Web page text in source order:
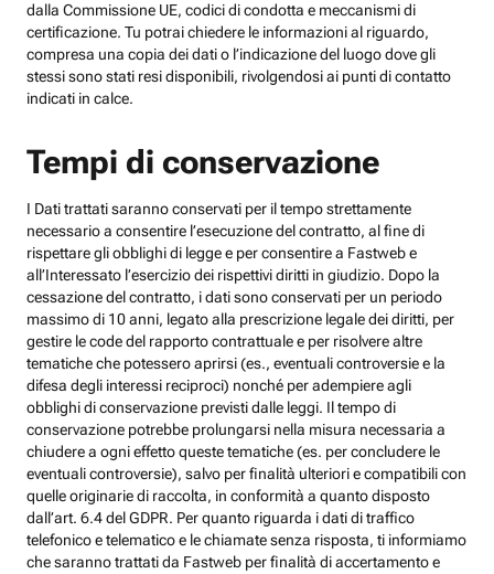
dalla Commissione UE, codici di condotta e meccanismi di
certificazione. Tu potrai chiedere le informazioni al riguardo,
compresa una copia dei dati o l’indicazione del luogo dove gli
stessi sono stati resi disponibili, rivolgendosi ai punti di contatto
indicati in calce.
Tempi di conservazione
I Dati trattati saranno conservati per il tempo strettamente
necessario a consentire l’esecuzione del contratto, al fine di
rispettare gli obblighi di legge e per consentire a Fastweb e
all’Interessato l’esercizio dei rispettivi diritti in giudizio. Dopo la
cessazione del contratto, i dati sono conservati per un periodo
massimo di 10 anni, legato alla prescrizione legale dei diritti, per
gestire le code del rapporto contrattuale e per risolvere altre
tematiche che potessero aprirsi (es., eventuali controversie e la
difesa degli interessi reciproci) nonché per adempiere agli
obblighi di conservazione previsti dalle leggi. Il tempo di
conservazione potrebbe prolungarsi nella misura necessaria a
chiudere a ogni effetto queste tematiche (es. per concludere le
eventuali controversie), salvo per finalità ulteriori e compatibili con
quelle originarie di raccolta, in conformità a quanto disposto
dall’art. 6.4 del GDPR. Per quanto riguarda i dati di traffico
telefonico e telematico e le chiamate senza risposta, ti informiamo
che saranno trattati da Fastweb per finalità di accertamento e